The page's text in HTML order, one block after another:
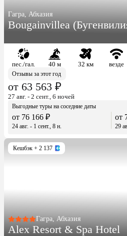
Гагра, Абхазия
Bougainvillea
пес./гал. 40 м 32 км
везде
Отзывы за этот год
от 63 563 ₽
27 авг. - 2 сент., 6 ночей
Выгодные туры на соседние даты
от 76 166 ₽
24 авг. - 1 сент., 8 н.
от
29
Кешбэк + 2 137
Гагра, Абхазия
Alex Resort & Spa Hotel